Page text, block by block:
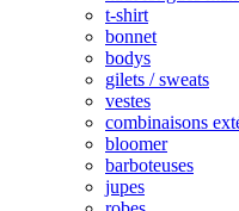
t-shirt
bonnet
bodys
gilets / sweats
vestes
combinaisons
bloomer
barboteuses
jupes